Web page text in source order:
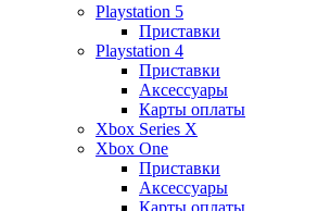
Playstation 5
Приставки
Playstation 4
Приставки
Аксессуары
Карты оплаты
Xbox Series X
Xbox One
Приставки
Аксессуары
Карты оплаты